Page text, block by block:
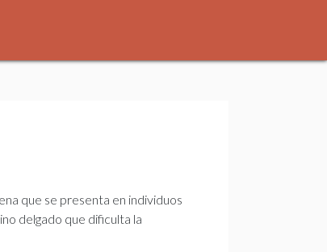
que se presenta en individuos
delgado que dificulta la